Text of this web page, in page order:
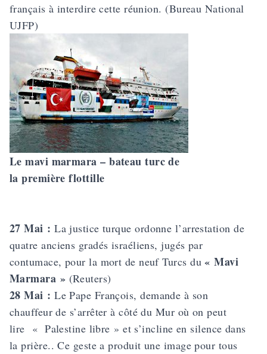
français à interdire cette réunion. (Bureau National
UJFP)
Le mavi marmara – bateau turc de
la première flottille
27 Mai : La justice turque ordonne l’arrestation de
quatre anciens gradés israéliens, jugés par
contumace, pour la mort de neuf Turcs du« Mavi
Marmara » (Reuters)
28 Mai : Le Pape François, demande à son
chauffeur de s’arrêter à côté du Mur où on peut
lire « Palestine libre » et s’incline en silence dans
la prière.. Ce geste a produit une image pour tous